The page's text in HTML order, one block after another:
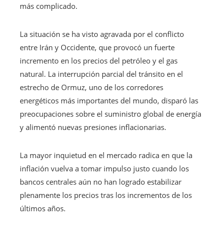
más complicado.
La situación se ha visto agravada por el conflicto
entre Irán y Occidente, que provocó un fuerte
incremento en los precios del petróleo y el gas
natural. La interrupción parcial del tránsito en el
estrecho de Ormuz, uno de los corredores
energéticos más importantes del mundo, disparó las
preocupaciones sobre el suministro global de energía
y alimentó nuevas presiones inflacionarias.
La mayor inquietud en el mercado radica en que la
inflación vuelva a tomar impulso justo cuando los
bancos centrales aún no han logrado estabilizar
plenamente los precios tras los incrementos de los
últimos años.